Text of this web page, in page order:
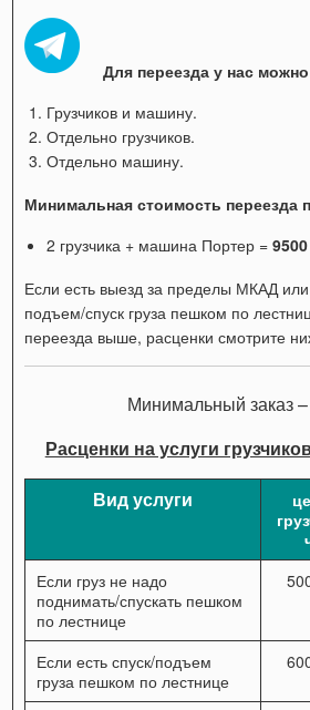
Для переезда у нас можно
Грузчиков и машину.
Отдельно грузчиков.
Отдельно машину.
Минимальная стоимость переезда
2 грузчика + машина Портер =
Если есть выезд за пределы МКАД
подъем/спуск груза пешком по
переезда выше, расценки смотрите
Минимальный заказ –
Расценки на услуги
Вид услуги
Если груз не надо
поднимать/спускать пешком
по лестнице
Если есть спуск/подъем
груза пешком по лестнице